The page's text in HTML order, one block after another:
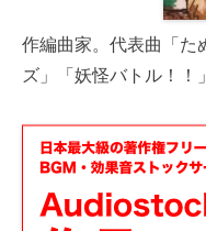
作編曲家。代表曲「た
ズ」「妖怪バトル！！